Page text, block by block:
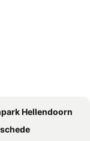
Hellendoorn